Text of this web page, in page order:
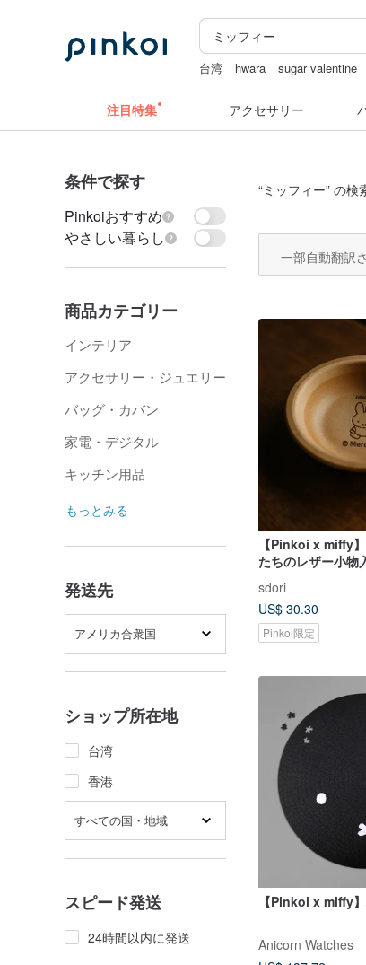
台湾 hwara sugar valentine
注目特集 アクセサリー
条件で探す
Pinkoiおすすめ
やさしい暮らし
商品カテゴリー
インテリア
アクセサリー・ジュエリー
バッグ・カバン
家電・デジタル
キッチン用品
もっとみる
発送先
アメリカ合衆国
ショップ所在地
台湾
香港
すべての国・地域
スピード発送
24時間以内に発送
“ミッフィー” の検
一部自動翻訳
【Pinkoi x miffy
たちのレザー小物
sdori
US$ 30.30
Pinkoi限定
【Pinkoi x miffy
Anicorn Watches